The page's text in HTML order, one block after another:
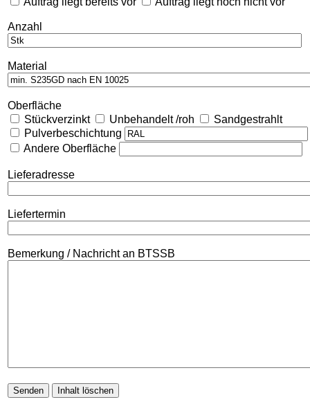
Anzahl
Material
Oberfläche
Stückverzinkt
Unbehandelt /roh
Sandgestrahlt
Pulverbeschichtung
Andere Oberfläche
Lieferadresse
Liefertermin
Bemerkung / Nachricht an BTSSB